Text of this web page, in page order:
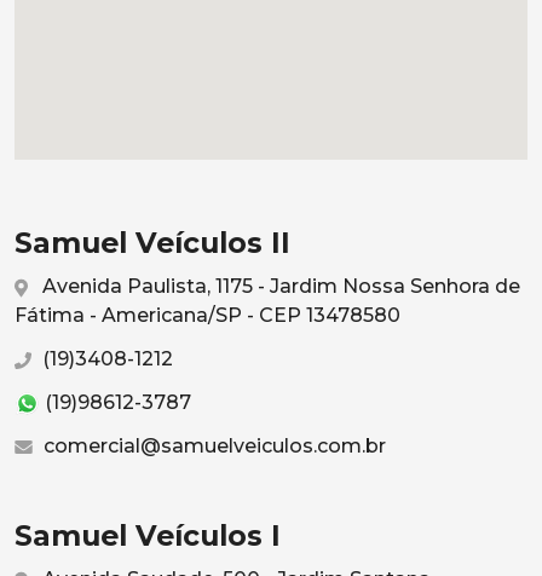
Samuel Veículos II
Avenida Paulista, 1175 - Jardim Nossa Senhora de
Fátima - Americana/SP - CEP 13478580
(19)3408-1212
(19)98612-3787
comercial@samuelveiculos.com.br
Samuel Veículos I